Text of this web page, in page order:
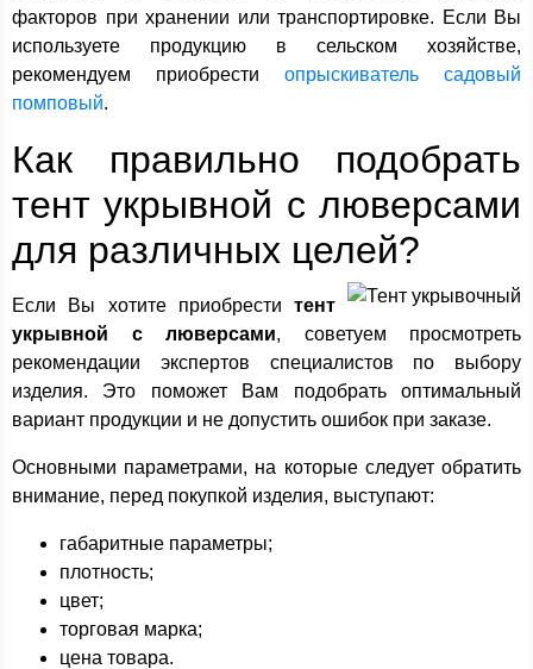
факторов при хранении или транспортировке. Если Вы
используете продукцию в сельском хозяйстве,
рекомендуем приобрести опрыскиватель садовый
помповый.
Как правильно подобрать
тент укрывной с люверсами
для различных целей?
Если Вы хотите приобрести тент
укрывной с люверсами, советуем просмотреть
рекомендации экспертов специалистов по выбору
изделия. Это поможет Вам подобрать оптимальный
вариант продукции и не допустить ошибок при заказе.
Основными параметрами, на которые следует обратить
внимание, перед покупкой изделия, выступают:
габаритные параметры;
плотность;
цвет;
торговая марка;
цена товара.